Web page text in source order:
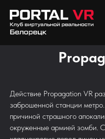
Действие Propagation VR
заброшенной станции
причиной страшного
окруженные армией зомби.